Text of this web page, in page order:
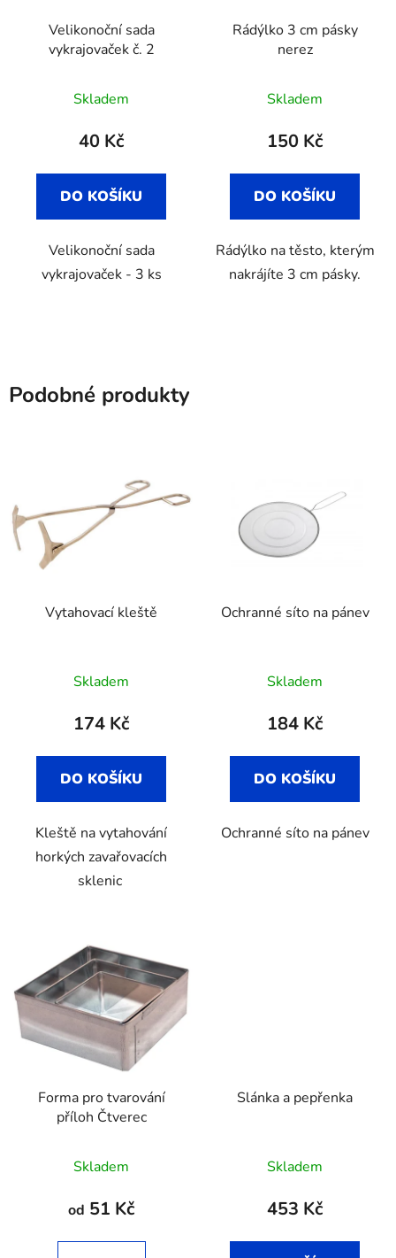
Velikonoční sada
vykrajovaček č. 2
Skladem
40 Kč
DO KOŠÍKU
Velikonoční sada
vykrajovaček - 3 ks
Rádýlko 3 cm pásky
nerez
Skladem
150 Kč
DO KOŠÍKU
Rádýlko na těsto, kterým
nakrájíte 3 cm pásky.
Podobné produkty
Vytahovací kleště
Skladem
174 Kč
DO KOŠÍKU
Kleště na vytahování
horkých zavařovacích
sklenic
Ochranné síto na pánev
Skladem
184 Kč
DO KOŠÍKU
Ochranné síto na pánev
Forma pro tvarování
příloh Čtverec
Skladem
od 51 Kč
Slánka a pepřenka
Skladem
453 Kč